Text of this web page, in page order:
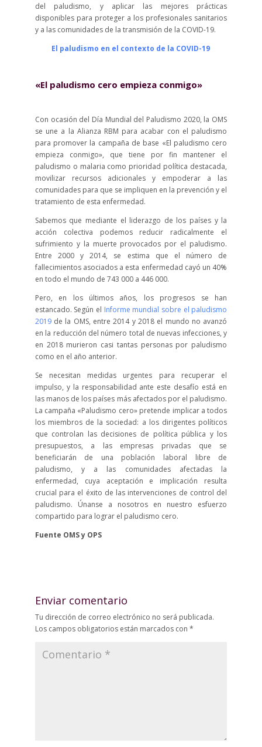
del paludismo, y aplicar las mejores prácticas
disponibles para proteger a los profesionales sanitarios
y a las comunidades de la transmisión de la COVID-19.
El paludismo en el contexto de la COVID-19
«El paludismo cero empieza conmigo»
Con ocasión del Día Mundial del Paludismo 2020, la OMS
se une a la Alianza RBM para acabar con el paludismo
para promover la campaña de base «El paludismo cero
empieza conmigo», que tiene por fin mantener el
paludismo o malaria como prioridad política destacada,
movilizar recursos adicionales y empoderar a las
comunidades para que se impliquen en la prevención y el
tratamiento de esta enfermedad.
Sabemos que mediante el liderazgo de los países y la
acción colectiva podemos reducir radicalmente el
sufrimiento y la muerte provocados por el paludismo.
Entre 2000 y 2014, se estima que el número de
fallecimientos asociados a esta enfermedad cayó un 40%
en todo el mundo de 743 000 a 446 000.
Pero, en los últimos años, los progresos se han
estancado. Según el Informe mundial sobre el paludismo
2019de la OMS, entre 2014 y 2018 el mundo no avanzó
en la reducción del número total de nuevas infecciones, y
en 2018 murieron casi tantas personas por paludismo
como en el año anterior.
Se necesitan medidas urgentes para recuperar el
impulso, y la responsabilidad ante este desafío está en
las manos de los países más afectados por el paludismo.
La campaña «Paludismo cero» pretende implicar a todos
los miembros de la sociedad: a los dirigentes políticos
que controlan las decisiones de política pública y los
presupuestos, a las empresas privadas que se
beneficiarán de una población laboral libre de
paludismo, y a las comunidades afectadas la
enfermedad, cuya aceptación e implicación resulta
crucial para el éxito de las intervenciones de control del
paludismo. Únanse a nosotros en nuestro esfuerzo
compartido para lograr el paludismo cero.
Fuente OMS y OPS
Enviar comentario
Tu dirección de correo electrónico no será publicada.
Los campos obligatorios están marcados con *